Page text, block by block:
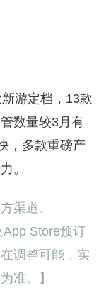
游定档，13款
数量较3月有
，多款重磅产
。
渠道、
App Store预订
调整可能，实
准。】